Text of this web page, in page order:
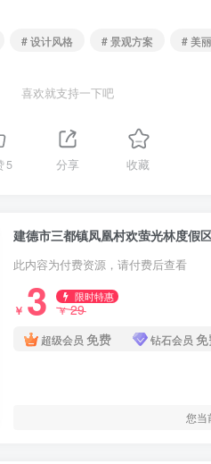
# 设计风格 # 景观方案 # 美
喜欢就支持一下吧
5 分享 收藏
建德市三都镇凤凰村欢萤光林度假
此内容为付费资源，请付费后查看
￥ 3 限时特惠
￥29
超级会员 免费 钻石会员
您当